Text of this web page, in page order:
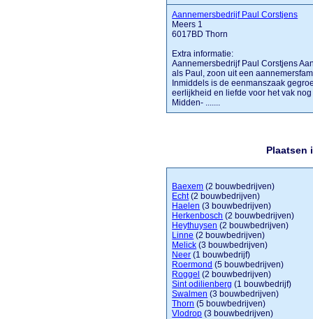
Aannemersbedrijf Paul Corstjens
Meers 1
6017BD Thorn
Extra informatie:
Aannemersbedrijf Paul Corstjens
als Paul, zoon uit een
Inmiddels is de eenmanszaak
eerlijkheid en liefde voor het vak
Midden- .......
Plaatsen
Baexem (2 bouwbedrijven)
Echt(2 bouwbedrijven)
Haelen (3 bouwbedrijven)
Herkenbosch (2 bouwbedrijven)
Heythuysen (2 bouwbedrijven)
Linne (2 bouwbedrijven)
Melick (3 bouwbedrijven)
Neer (1 bouwbedrijf)
Roermond (5 bouwbedrijven)
Roggel (2 bouwbedrijven)
Sint odilienberg (1 bouwbedrijf)
Swalmen (3 bouwbedrijven)
Thorn (5 bouwbedrijven)
Vlodrop (3 bouwbedrijven)